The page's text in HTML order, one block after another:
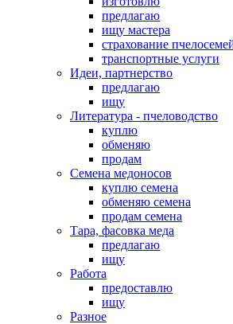
предлагаю
ищу мастера
страхование
транспортные услуги
Идеи, партнерство
предлагаю
ищу
Литература - пчеловодство
куплю
обменяю
продам
Семена медоносов
куплю семена
обменяю семена
продам семена
Тара, фасовка меда
предлагаю
ищу
Работа
предоставлю
ищу
Разное